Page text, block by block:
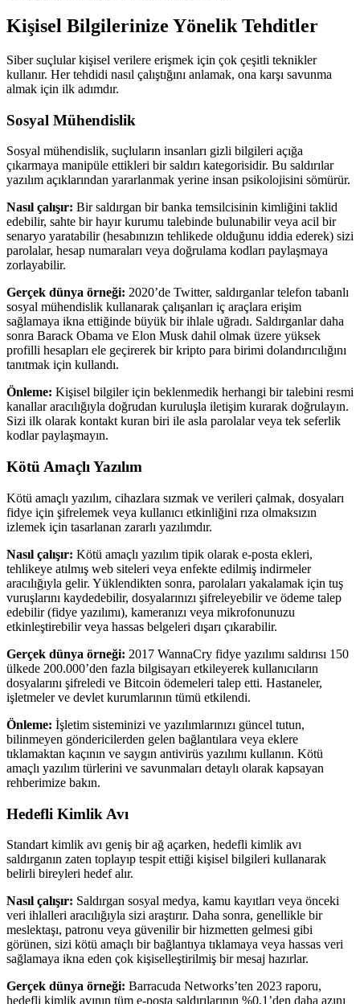
Kişisel Bilgilerinize Yönelik Tehditler
Siber suçlular kişisel verilere erişmek için çok çeşitli teknikler
kullanır. Her tehdidi nasıl çalıştığını anlamak, ona karşı savunma
almak için ilk adımdır.
Sosyal Mühendislik
Sosyal mühendislik, suçluların insanları gizli bilgileri açığa
çıkarmaya manipüle ettikleri bir saldırı kategorisidir. Bu saldırılar
yazılım açıklarından yararlanmak yerine insan psikolojisini sömürür.
Nasıl çalışır: Bir saldırgan bir banka temsilcisinin kimliğini taklid
edebilir, sahte bir hayır kurumu talebinde bulunabilir veya acil bir
senaryo yaratabilir (hesabınızın tehlikede olduğunu iddia ederek) sizi
parolalar, hesap numaraları veya doğrulama kodları paylaşmaya
zorlayabilir.
Gerçek dünya örneği: 2020’de Twitter, saldırganlar telefon tabanlı
sosyal mühendislik kullanarak çalışanları iç araçlara erişim
sağlamaya ikna ettiğinde büyük bir ihlale uğradı. Saldırganlar daha
sonra Barack Obama ve Elon Musk dahil olmak üzere yüksek
profilli hesapları ele geçirerek bir kripto para birimi dolandırıcılığını
tanıtmak için kullandı.
Önleme: Kişisel bilgiler için beklenmedik herhangi bir talebini resmi
kanallar aracılığıyla doğrudan kuruluşla iletişim kurarak doğrulayın.
Sizi ilk olarak kontakt kuran biri ile asla parolalar veya tek seferlik
kodlar paylaşmayın.
Kötü Amaçlı Yazılım
Kötü amaçlı yazılım, cihazlara sızmak ve verileri çalmak, dosyaları
fidye için şifrelemek veya kullanıcı etkinliğini rıza olmaksızın
izlemek için tasarlanan zararlı yazılımdır.
Nasıl çalışır: Kötü amaçlı yazılım tipik olarak e-posta ekleri,
tehlikeye atılmış web siteleri veya enfekte edilmiş indirmeler
aracılığıyla gelir. Yüklendikten sonra, parolaları yakalamak için tuş
vuruşlarını kaydedebilir, dosyalarınızı şifreleyebilir ve ödeme talep
edebilir (fidye yazılımı), kameranızı veya mikrofonunuzu
etkinleştirebilir veya hassas belgeleri dışarı çıkarabilir.
Gerçek dünya örneği: 2017 WannaCry fidye yazılımı saldırısı 150
ülkede 200.000’den fazla bilgisayarı etkileyerek kullanıcıların
dosyalarını şifreledi ve Bitcoin ödemeleri talep etti. Hastaneler,
işletmeler ve devlet kurumlarının tümü etkilendi.
Önleme: İşletim sisteminizi ve yazılımlarınızı güncel tutun,
bilinmeyen göndericilerden gelen bağlantılara veya eklere
tıklamaktan kaçının ve saygın antivirüs yazılımı kullanın. Kötü
amaçlı yazılım türlerini ve savunmaları detaylı olarak kapsayan
rehberimize bakın.
Hedefli Kimlik Avı
Standart kimlik avı geniş bir ağ açarken, hedefli kimlik avı
saldırganın zaten toplayıp tespit ettiği kişisel bilgileri kullanarak
belirli bireyleri hedef alır.
Nasıl çalışır: Saldırgan sosyal medya, kamu kayıtları veya önceki
veri ihlalleri aracılığıyla sizi araştırır. Daha sonra, genellikle bir
meslektaşı, patronu veya güvenilir bir hizmetten gelmesi gibi
görünen, sizi kötü amaçlı bir bağlantıya tıklamaya veya hassas veri
sağlamaya ikna eden çok kişiselleştirilmiş bir mesaj hazırlar.
Gerçek dünya örneği: Barracuda Networks’ten 2023 raporu,
hedefli kimlik avının tüm e-posta saldırılarının %0,1’den daha azını